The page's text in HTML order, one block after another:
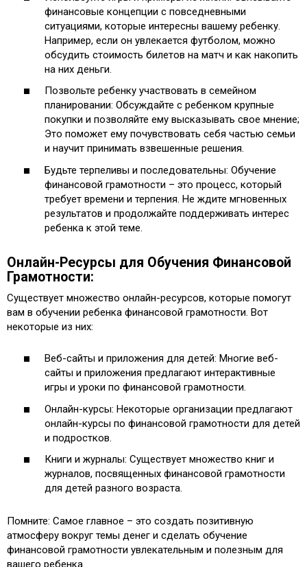
финансовые концепции с повседневными
ситуациями, которые интересны вашему ребенку.
Например, если он увлекается футболом, можно
обсудить стоимость билетов на матч и как накопить
на них деньги.
Позвольте ребенку участвовать в семейном
планировании: Обсуждайте с ребенком крупные
покупки и позволяйте ему высказывать свое мнение;
Это поможет ему почувствовать себя частью семьи
и научит принимать взвешенные решения.
Будьте терпеливы и последовательны: Обучение
финансовой грамотности – это процесс, который
требует времени и терпения. Не ждите мгновенных
результатов и продолжайте поддерживать интерес
ребенка к этой теме.
Онлайн-Ресурсы для Обучения Финансовой
Грамотности:
Существует множество онлайн-ресурсов, которые помогут
вам в обучении ребенка финансовой грамотности. Вот
некоторые из них:
Веб-сайты и приложения для детей: Многие веб-
сайты и приложения предлагают интерактивные
игры и уроки по финансовой грамотности.
Онлайн-курсы: Некоторые организации предлагают
онлайн-курсы по финансовой грамотности для детей
и подростков.
Книги и журналы: Существует множество книг и
журналов, посвященных финансовой грамотности
для детей разного возраста.
Помните: Самое главное – это создать позитивную
атмосферу вокруг темы денег и сделать обучение
финансовой грамотности увлекательным и полезным для
вашего ребенка.